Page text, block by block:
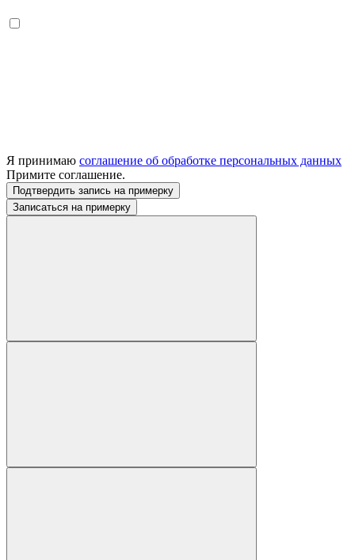
Я принимаю соглашение об обработке персональных данных
Примите соглашение.
Подтвердить запись на примерку
Записаться на примерку